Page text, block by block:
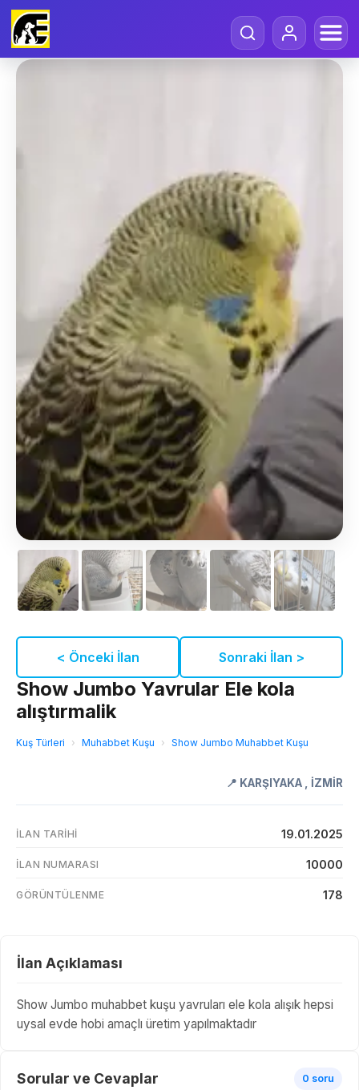
< Önceki İlan Sonraki İlan >
Show Jumbo Yavrular Ele kola
alıştırmalik
Kuş Türleri › Muhabbet Kuşu › Show Jumbo Muhabbet Kuşu
📍 KARŞIYAKA İZMİR
İLAN TARIHI 19.01.2025
İLAN NUMARASI 10000
GÖRÜNTÜLENME 178
İlan Açıklaması
Show Jumbo muhabbet kuşu yavruları ele kola alışık hepsi
uysal evde hobi amaçlı üretim yapılmaktadır
Sorular ve Cevaplar 0 soru